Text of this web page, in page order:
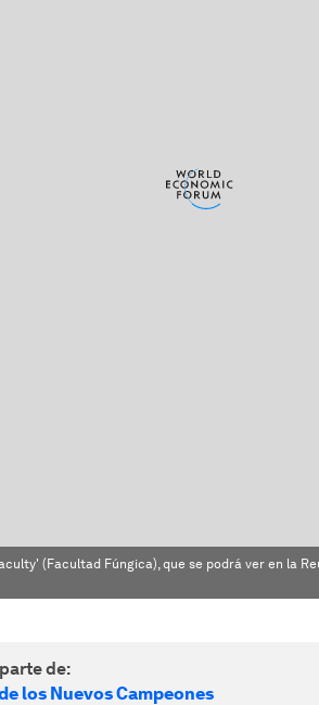
(Facultad Fúngica), que se podrá ver en la
de:
los Nuevos Campeones